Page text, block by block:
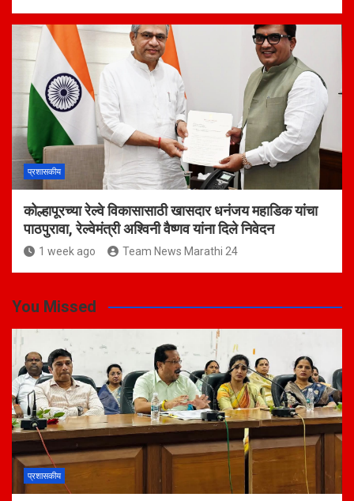
प्रशासकीय
कोल्हापूरच्या रेल्वे विकासासाठी खासदार धनंजय महाडिक यांचा
पाठपुरावा, रेल्वेमंत्री अश्विनी वैष्णव यांना दिले निवेदन
1 week ago Team News Marathi 24
You Missed
प्रशासकीय